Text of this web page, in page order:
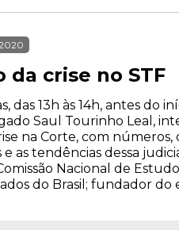
da crise no STF
das 13h às 14h, antes do
Saul Tourinho Leal,
na Corte, com números,
as tendências dessa
Nacional de
do Brasil; fundador